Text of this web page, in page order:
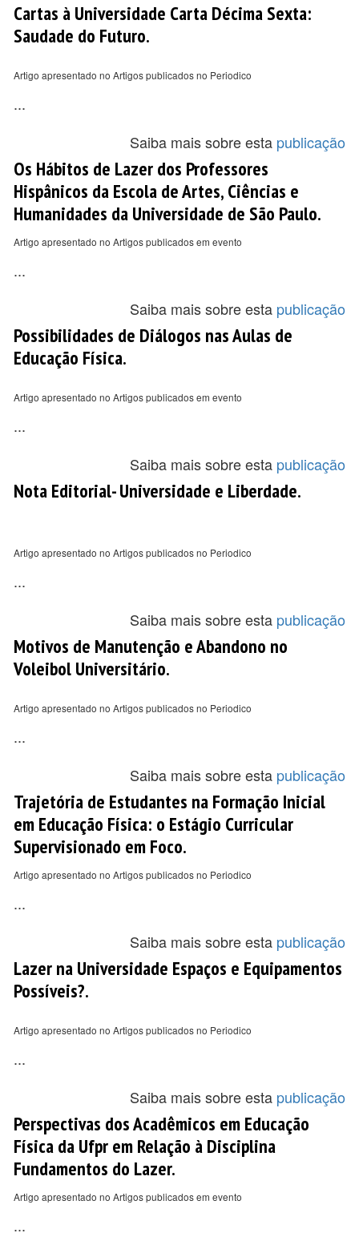
Cartas à Universidade Carta Décima Sexta:
Saudade do Futuro.
Artigo apresentado no Artigos publicados no Periodico
...
Saiba mais sobre esta publicação
Os Hábitos de Lazer dos Professores
Hispânicos da Escola de Artes, Ciências e
Humanidades da Universidade de São Paulo.
Artigo apresentado no Artigos publicados em evento
...
Saiba mais sobre esta publicação
Possibilidades de Diálogos nas Aulas de
Educação Física.
Artigo apresentado no Artigos publicados em evento
...
Saiba mais sobre esta publicação
Nota Editorial- Universidade e Liberdade.
Artigo apresentado no Artigos publicados no Periodico
...
Saiba mais sobre esta publicação
Motivos de Manutenção e Abandono no
Voleibol Universitário.
Artigo apresentado no Artigos publicados no Periodico
...
Saiba mais sobre esta publicação
Trajetória de Estudantes na Formação Inicial
em Educação Física: o Estágio Curricular
Supervisionado em Foco.
Artigo apresentado no Artigos publicados no Periodico
...
Saiba mais sobre esta publicação
Lazer na Universidade Espaços e Equipamentos
Possíveis?.
Artigo apresentado no Artigos publicados no Periodico
...
Saiba mais sobre esta publicação
Perspectivas dos Acadêmicos em Educação
Física da Ufpr em Relação à Disciplina
Fundamentos do Lazer.
Artigo apresentado no Artigos publicados em evento
...